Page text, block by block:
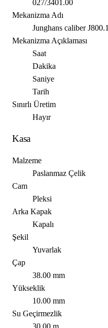
027/3401.00
Mekanizma Adı
Junghans caliber J800.1
Mekanizma Açıklaması
Saat
Dakika
Saniye
Tarih
Sınırlı Üretim
Hayır
Kasa
Malzeme
Paslanmaz Çelik
Cam
Pleksi
Arka Kapak
Kapalı
Şekil
Yuvarlak
Çap
38.00 mm
Yükseklik
10.00 mm
Su Geçirmezlik
30.00 m